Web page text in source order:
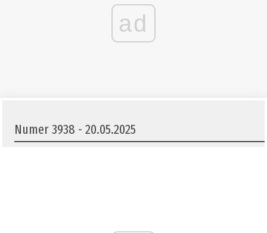
ad
Numer 3938 - 20.05.2025